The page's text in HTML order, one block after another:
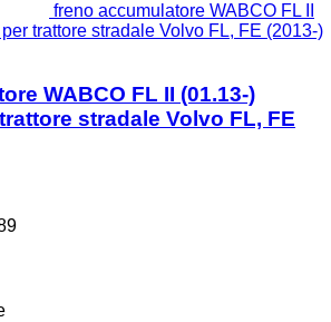
freno accumulatore WABCO FL II
trattore stradale Volvo FL, FE (2013-)
WABCO FL II (01.13-)
stradale Volvo FL, FE